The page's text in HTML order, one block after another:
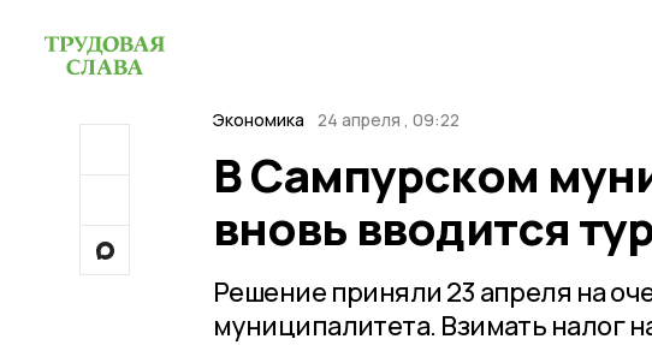
Экономика 24 апреля , 09:22
В Сампурском
вновь вводится
Решение приняли 23 апреля на
муниципалитета. Взимать налог